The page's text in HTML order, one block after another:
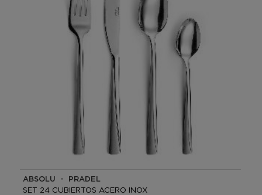
ABSOLU - PRADEL
SET 24 CUBIERTOS ACERO INOX